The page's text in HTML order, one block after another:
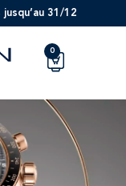
31/12
0